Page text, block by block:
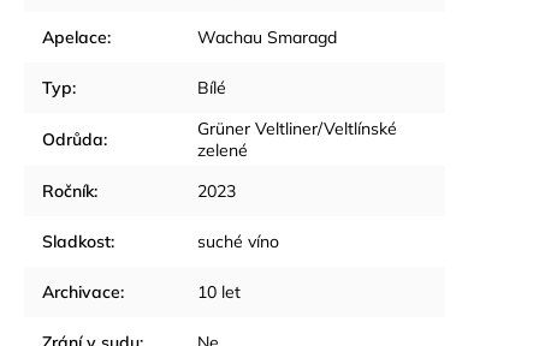
Apelace: Wachau Smaragd
Typ: Bílé
Odrůda:
Grüner Veltliner/Veltlínské
zelené
Ročník: 2023
Sladkost: suché víno
Archivace: 10 let